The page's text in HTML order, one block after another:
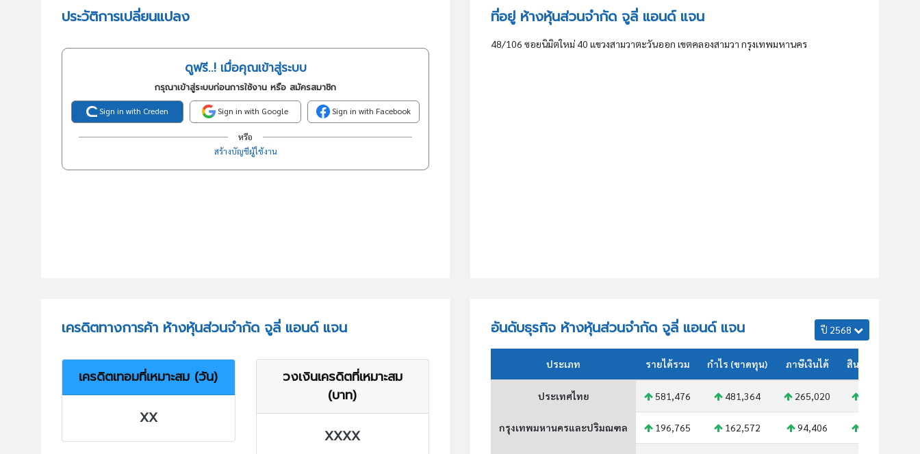
ประวัติการเปลี่ยนแปลง
ดูฟรี..! เมื่อคุณเข้าสู่ระบบ
กรุณาเข้าสู่ระบบก่อนการใช้งาน หรือ สมัครสมาชิก
Sign in with Creden Sign in with Google Sign in with Facebook
หรือ
สร้างบัญชีผู้ใช้งาน
ที่อยู่ ห้างหุ้นส่วนจำกัด จูลี่ แอนด์ แจน
48/106 ซอยนิมิตใหม่ 40 แขวงสามวาตะวันออก เขตคลองสามวา กรุงเทพมหานคร
เครดิตทางการค้า ห้างหุ้นส่วนจำกัด จูลี่ แอนด์ แจน
เครดิตเทอมที่เหมาะสม (วัน)
XX
วงเงินเครดิตที่เหมาะสม
(บาท)
XXXX
อันดับธุรกิจ ห้างหุ้นส่วนจำกัด จูลี่ แอนด์ แจน ปี 2568
ประเภท รายได้รวม กำไร (ขาดทุน) ภาษีเงินได้ สินทรัพย์รวม
ประเทศไทย 581,476 481,364 265,020
กรุงเทพมหานครและปริมณฑล 196,765 162,572 94,406